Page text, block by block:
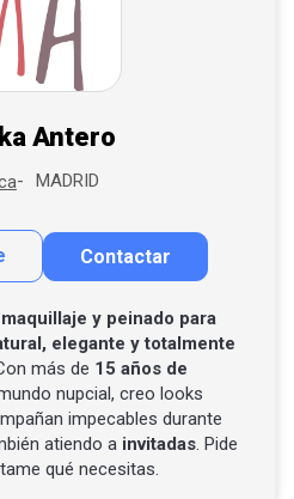
Antero
MADRID
Contactar
Contactar por correo
Llamar por teléfono
Contactar por Whatsapp
maquillaje y peinado para
elegante y totalmente
más de 15 años de
nupcial, creo looks
impecables durante
atiendo a invitadas. Pide
qué necesitas.